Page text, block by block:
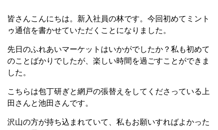
皆さんこんにちは。新入社員の林です。今回初めてミント
ゥ通信を書かせていただくことになりました。
先日のふれあいマーケットはいかがでしたか？私も初めて
のことばかりでしたが、楽しい時間を過ごすことができま
した。
こちらは包丁研ぎと網戸の張替えをしてくださっている上
田さんと池田さんです。
沢山の方が持ち込まれていて、私もお願いすればよかった